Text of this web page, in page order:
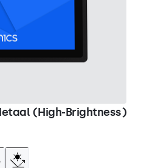
(High-Brightness)